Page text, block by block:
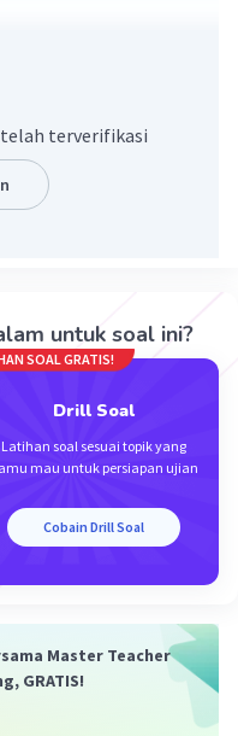
telah terverifikasi
untuk soal ini?
SOAL GRATIS!
Drill Soal
Latihan soal sesuai topik yang
mau untuk persiapan ujian
Cobain Drill Soal
Master Teacher
GRATIS!